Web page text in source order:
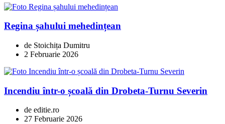
Regina șahului mehedințean
de Stoichița Dumitru
2 Februarie 2026
Incendiu într-o școală din Drobeta-Turnu Severin
de editie.ro
27 Februarie 2026